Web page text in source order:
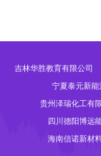
吉林华胜教育有限公司
宁夏泰元新能
贵州泽瑞化工有
四川德阳博远
海南信诺新材